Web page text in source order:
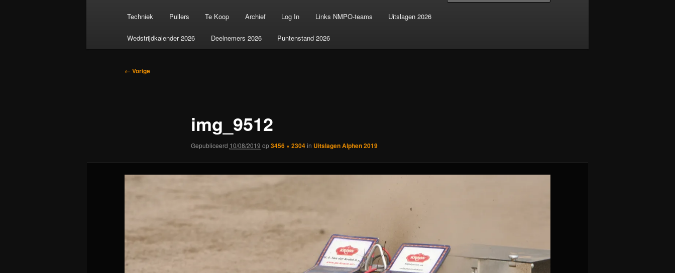
Techniek Pullers Te Koop Archief Log In Links NMPO-teams Uitslagen 2026
Wedstrijdkalender 2026 Deelnemers 2026 Puntenstand 2026
Afbeeldingsnavigatie
← Vorige
img_9512
Gepubliceerd 10/08/2019 op3456 × 2304in Uitslagen Alphen 2019